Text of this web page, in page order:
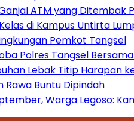
ATM yang Ditembak
di Kampus Untirta
Pemkot Tangsel
Polres Tangsel
Lebak Titip Harapan
Rawa Buntu Dipindah
Warga Legoso: